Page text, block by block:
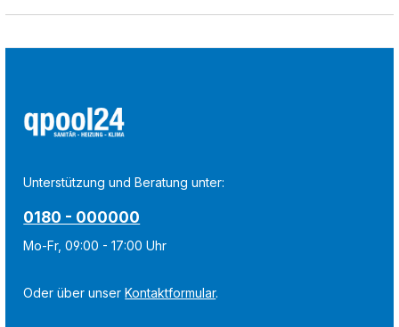
Unterstützung und Beratung unter:
0180 - 000000
Mo-Fr, 09:00 - 17:00 Uhr
Oder über unserKontaktformular.